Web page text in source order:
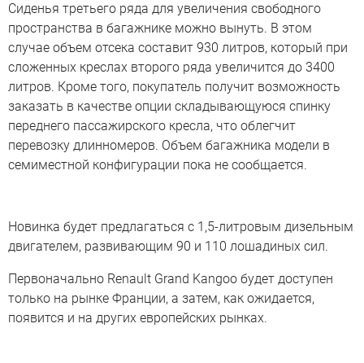
Сиденья третьего ряда для увеличения свободного
пространства в багажнике можно вынуть. В этом
случае объем отсека составит 930 литров, который при
сложенных креслах второго ряда увеличится до 3400
литров. Кроме того, покупатель получит возможность
заказать в качестве опции складывающуюся спинку
переднего пассажирского кресла, что облегчит
перевозку длинномеров. Объем багажника модели в
семиместной конфигурации пока не сообщается.
Новинка будет предлагаться с 1,5-литровым дизельным
двигателем, развивающим 90 и 110 лошадиных сил.
Первоначально Renault Grand Kangoo будет доступен
только на рынке Франции, а затем, как ожидается,
появится и на других европейских рынках.